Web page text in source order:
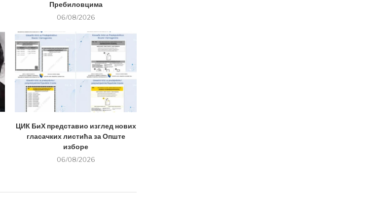
Пребиловцима
06/08/2026
ЦИК БиХ представио изглед нових
гласачких листића за Опште
изборе
06/08/2026